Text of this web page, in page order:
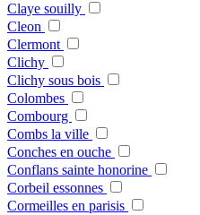
Claye souilly
Cleon
Clermont
Clichy
Clichy sous bois
Colombes
Combourg
Combs la ville
Conches en ouche
Conflans sainte honorine
Corbeil essonnes
Cormeilles en parisis